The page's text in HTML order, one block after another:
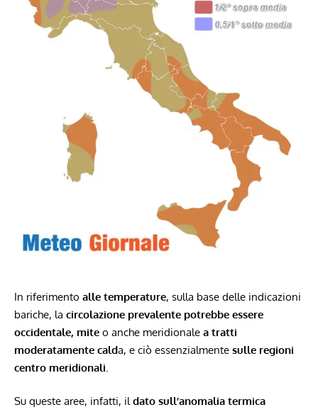
In riferimento alle temperature, sulla base delle indicazioni
bariche, la circolazione prevalente potrebbe essere
occidentale, mite o anche meridionale a tratti
moderatamente calda, e ciò essenzialmente sulle regioni
centro meridionali.
Su queste aree, infatti, ildato sull’anomalia termica